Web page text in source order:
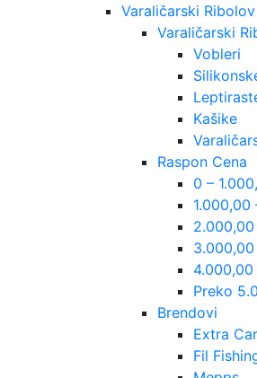
Varaličarski Ribolov
Varaličarski
Vobleri
Kašike
Raspon Cena
0 –
1.000,00
2.000,00
3.000,00
4.000,00
Preko
Brendovi
Extra
Fil